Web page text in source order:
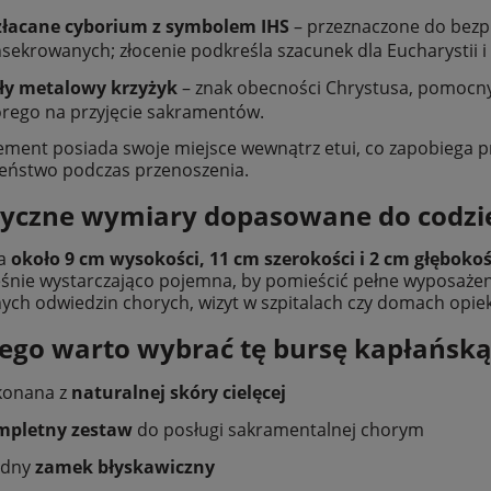
cyborium z symbolem IHS – przeznaczone do
złocenie podkreśla szacunek dla Eucharystii
metalowy krzyżyk– znak obecności Chrystusa,
na przyjęcie sakramentów.
posiada swoje miejsce wewnątrz etui, co zapobiega
podczas przenoszenia.
wymiary dopasowane do
około 9 cm wysokości, 11 cm szerokości i 2 cm
wystarczająco pojemna, by pomieścić pełne
odwiedzin chorych, wizyt w szpitalach czy domach
warto wybrać tę bursę
z naturalnej skóry cielęcej
zestaw do posługi sakramentalnej chorym
zamek błyskawiczny